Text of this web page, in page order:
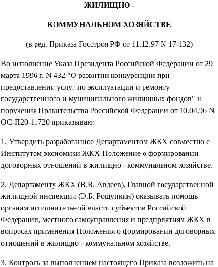
ЖИЛИЩНО -
КОММУНАЛЬНОМ ХОЗЯЙСТВЕ
(в ред. Приказа Госстроя РФ от 11.12.97 N 17-132)
Во исполнение Указа Президента Российской Федерации от 29
марта 1996 г. N 432 "О развитии конкуренции при
предоставлении услуг по эксплуатации и ремонту
государственного и муниципального жилищных фондов" и
поручения Правительства Российской Федерации от 10.04.96 N
ОС-П20-11720 приказываю:
1. Утвердить разработанное Департаментом ЖКХ совместно с
Институтом экономики ЖКХ Положение о формировании
договорных отношений в жилищно - коммунальном хозяйстве.
2. Департаменту ЖКХ (В.В. Авдеев), Главной государственной
жилищной инспекции (Э.Б. Рощупкин) оказывать помощь
органам исполнительной власти субъектов Российской
Федерации, местного самоуправления и предприятиям ЖКХ в
вопросах применения Положения о формировании договорных
отношений в жилищно - коммунальном хозяйстве.
3. Контроль за выполнением настоящего Приказа возложить на